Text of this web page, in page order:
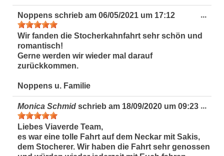
Noppens schrieb am 06/05/2021 um 17:12
Wir fanden die Stocherkahnfahrt sehr schön und
romantisch!
Gerne werden wir wieder mal darauf
zurückkommen.
Noppens u. Familie
...
Monica Schmid schrieb am 18/09/2020 um 09:23
Liebes Viaverde Team,
es war eine tolle Fahrt auf dem Neckar mit Sakis,
dem Stocherer. Wir haben die Fahrt sehr genossen
...